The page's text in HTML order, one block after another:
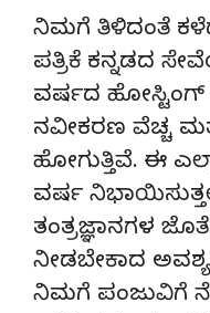
ನಿಮಗೆ ತಿಳಿದಂತೆ
ಪತ್ರಿಕೆ ಕನ್ನಡದ
ವರ್ಷದ
ನವೀಕರಣ ವೆಚ್ಚ
ಹೋಗುತ್ತಿವೆ. ಈ
ವರ್ಷ
ತಂತ್ರಜ್ಞಾನಗಳ
ನೀಡಬೇಕಾದ
ನಿಮಗೆ ಪಂಜುವಿಗೆ